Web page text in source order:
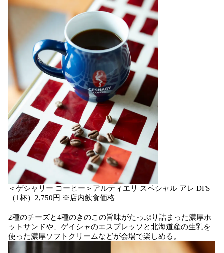
＜ゲシャリー コーヒー＞アルティエリ スペシャル アレ DFS
（1杯）2,750円 ※店内飲食価格
2種のチーズと4種のきのこの旨味がたっぷり詰まった濃厚ホ
ットサンドや、ゲイシャのエスプレッソと北海道産の生乳を
使った濃厚ソフトクリームなどが会場で楽しめる。